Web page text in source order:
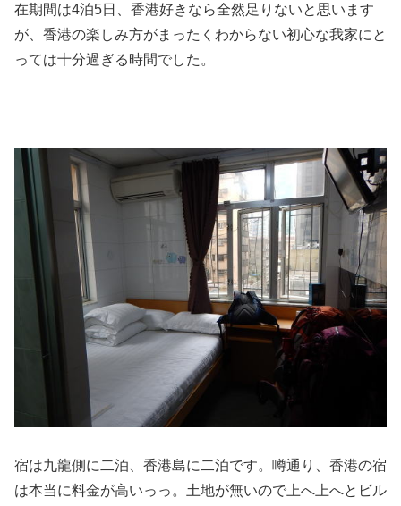
在期間は4泊5日、香港好きなら全然足りないと思います
が、香港の楽しみ方がまったくわからない初心な我家にと
っては十分過ぎる時間でした。
宿は九龍側に二泊、香港島に二泊です。噂通り、香港の宿
は本当に料金が高いっっ。土地が無いので上へ上へとビル